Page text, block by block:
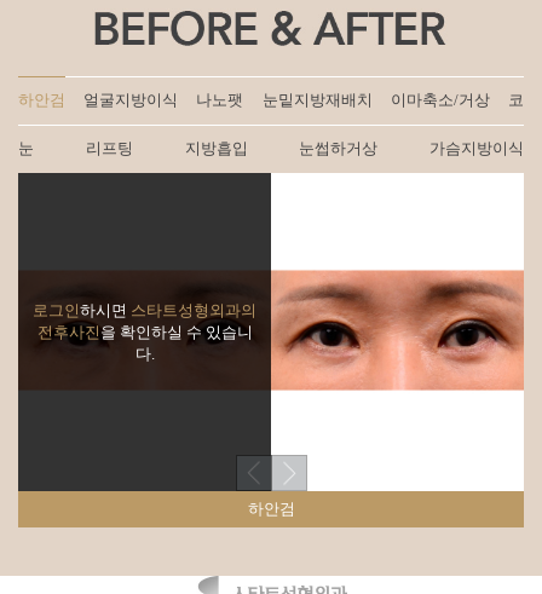
하안검 얼굴지방이식 나노팻 눈밑지방재배치 이마축소/거상 코
눈 리프팅 지방흡입 눈썹하거상 가슴지방이식
로그인하시면 스타트성형외과의
전후사진을 확인하실 수 있습니
다.
하안검